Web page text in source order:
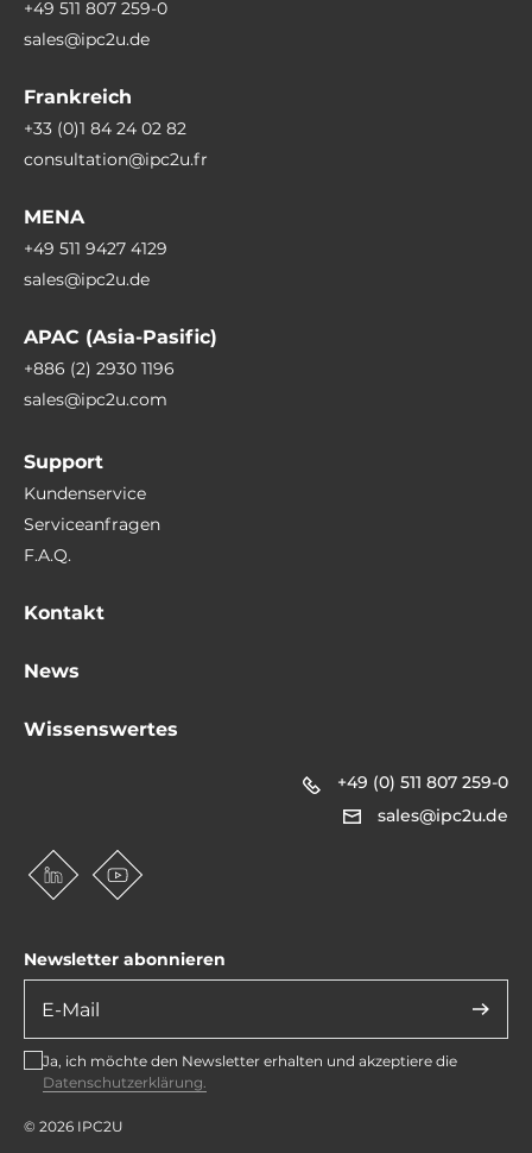
Nettogewicht
+49 (0) 511 807 259-0
sales@ipc2u.de
+49 511 807 259-0
sales@ipc2u.de
Frankreich
+33 (0)1 84 24 02 82
consultation@ipc2u.fr
MENA
+49 511 9427 4129
sales@ipc2u.de
APAC (Asia-Pasific)
+886 (2) 2930 1196
sales@ipc2u.com
Support
Kundenservice
Serviceanfragen
F.A.Q.
Kontakt
News
Wissenswertes
Newsletter abonnieren
Ja, ich möchte den Newsletter erhalten und akzeptiere die
Datenschutzerklärung.
© 2026 IPC2U